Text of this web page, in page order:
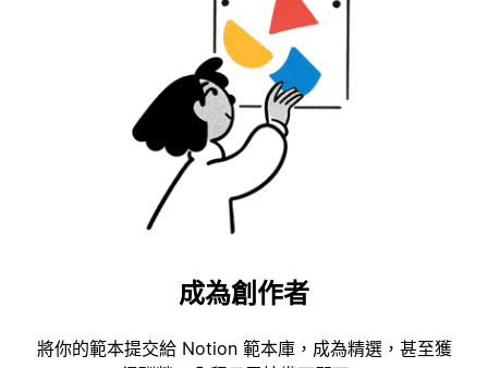
成為創作者
將你的範本提交給 Notion 範本庫，成為精選，甚至獲